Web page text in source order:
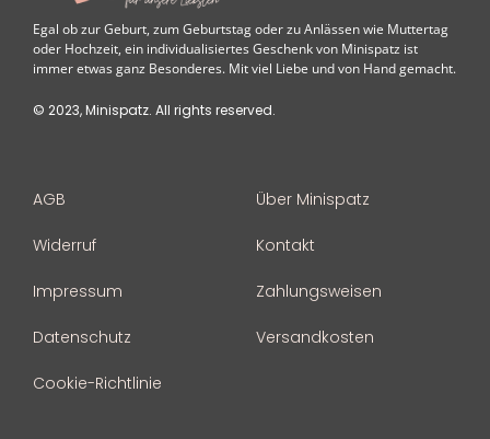
Egal ob zur Geburt, zum Geburtstag oder zu Anlässen wie Muttertag
oder Hochzeit, ein individualisiertes Geschenk von Minispatz ist
immer etwas ganz Besonderes. Mit viel Liebe und von Hand gemacht.
© 2023, Minispatz. All rights reserved.
AGB
Widerruf
Impressum
Datenschutz
Cookie-Richtlinie
Über Minispatz
Kontakt
Zahlungsweisen
Versandkosten